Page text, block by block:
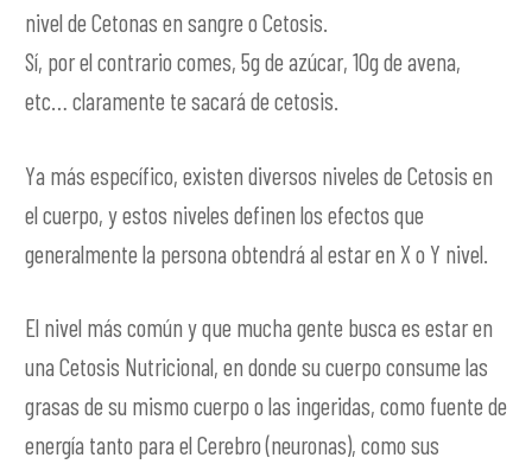
nivel de Cetonas en sangre o Cetosis.
Sí, por el contrario comes, 5g de azúcar, 10g de avena,
etc… claramente te sacará de cetosis.
Ya más específico, existen diversos niveles de Cetosis en
el cuerpo, y estos niveles definen los efectos que
generalmente la persona obtendrá al estar en X o Y nivel.
El nivel más común y que mucha gente busca es estar en
una Cetosis Nutricional, en donde su cuerpo consume las
grasas de su mismo cuerpo o las ingeridas, como fuente de
energía tanto para el Cerebro (neuronas), como sus